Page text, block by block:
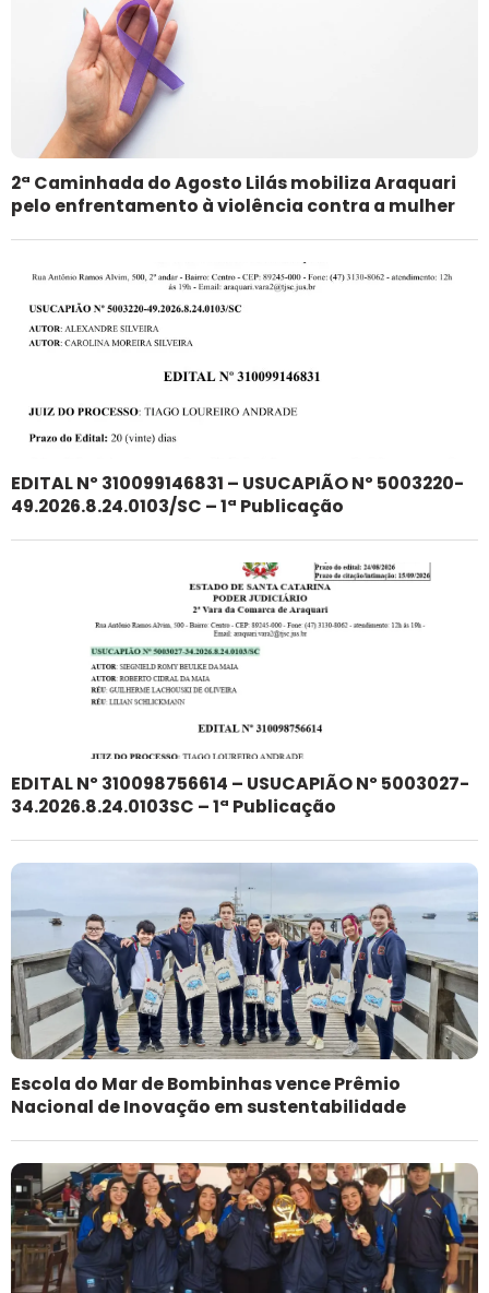
2ª Caminhada do Agosto Lilás mobiliza Araquari
pelo enfrentamento à violência contra a mulher
EDITAL Nº 310099146831 – USUCAPIÃO Nº 5003220-
49.2026.8.24.0103/SC – 1ª Publicação
EDITAL Nº 310098756614 – USUCAPIÃO Nº 5003027-
34.2026.8.24.0103SC – 1ª Publicação
Escola do Mar de Bombinhas vence Prêmio
Nacional de Inovação em sustentabilidade